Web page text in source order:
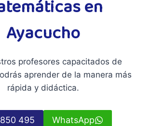
en
Ayacucho
profesores capacitados de
aprender de la manera más
rápida y didáctica.
495 WhatsApp